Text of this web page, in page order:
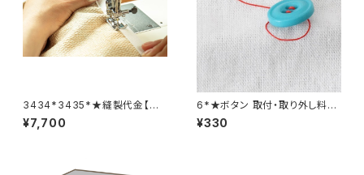
3434*3435*★縫製代金【バッ
クル取り外し取り付け 2着合
計分】
¥7,700
6*★ボタン 取付・取り外し料金
(1個分)
¥330